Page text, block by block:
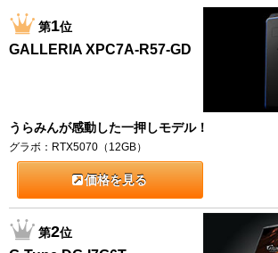
第1位
GALLERIA XPC7A-R57-GD
うらみんが感動した一押しモデル！
グラボ：RTX5070（12GB）
価格を見る
第2位